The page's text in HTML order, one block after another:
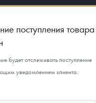
поступления товара
будет отслеживать поступление
уведомлением клиента.